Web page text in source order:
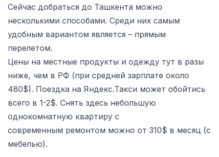
Сейчас добраться до Ташкента можно
несколькими способами. Среди них самым
удобным вариантом является – прямым
перелетом.
Цены на местные продукты и одежду тут в разы
ниже, чем в РФ (при средней зарплате около
480$). Поездка на Яндекс.Такси может обойтись
всего в 1-2$. Снять здесь небольшую
однокомнатную квартиру с
современным ремонтом можно от 310$ в месяц (с
мебелью).